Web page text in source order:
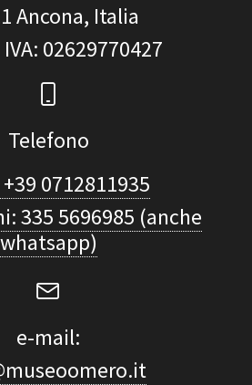
Ancona, Italia
IVA: 02629770427
Telefono
0712811935
335 5696985 (anche
whatsapp)
e-mail: